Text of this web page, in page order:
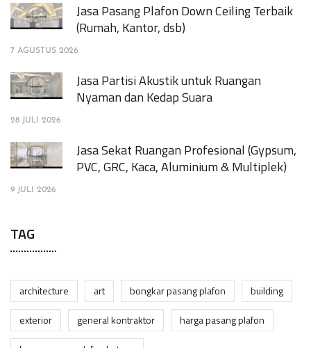
Jasa Pasang Plafon Down Ceiling Terbaik
(Rumah, Kantor, dsb)
7 AGUSTUS 2026
Jasa Partisi Akustik untuk Ruangan
Nyaman dan Kedap Suara
28 JULI 2026
Jasa Sekat Ruangan Profesional (Gypsum,
PVC, GRC, Kaca, Aluminium & Multiplek)
9 JULI 2026
TAG
architecture art bongkar pasang plafon
building
exterior
general kontraktor
harga pasang plafon